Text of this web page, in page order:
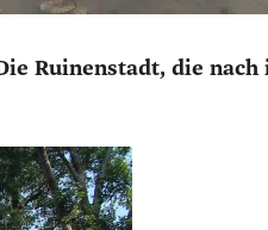
Rui­nen­stadt, die